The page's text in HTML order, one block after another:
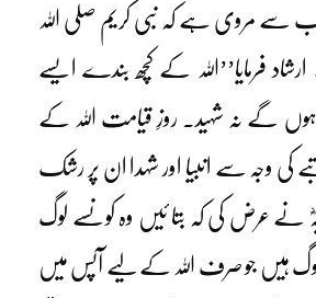
سے مروی ہے کہ نبی کریم صلی اللہ
فرمایا’’اللہ کے کچھ بندے ایسے
گے نہ شہید۔ روزِ قیامت اللہ کے
وجہ سے انبیا اور شہدا ان پر رشک
نے عرض کی کہ بتا ئیں وہ کونسے لوگ
لوگ ہیں جو صرف اللہ کے لیے آپس میں